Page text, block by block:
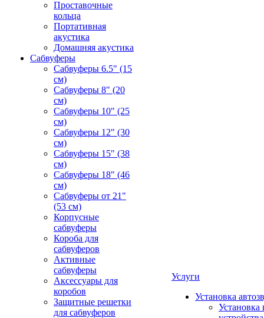
Проставочные
кольца
Портативная
акустика
Домашняя акустика
Сабвуферы
Сабвуферы 6.5" (15
см)
Сабвуферы 8" (20
см)
Сабвуферы 10" (25
см)
Сабвуферы 12" (30
см)
Сабвуферы 15" (38
см)
Сабвуферы 18" (46
см)
Сабвуферы от 21"
(53 см)
Корпусные
сабвуферы
Короба для
сабвуферов
Активные
сабвуферы
Аксессуары для
коробов
Защитные решетки
для сабвуферов
Услуги
Установка
Установка